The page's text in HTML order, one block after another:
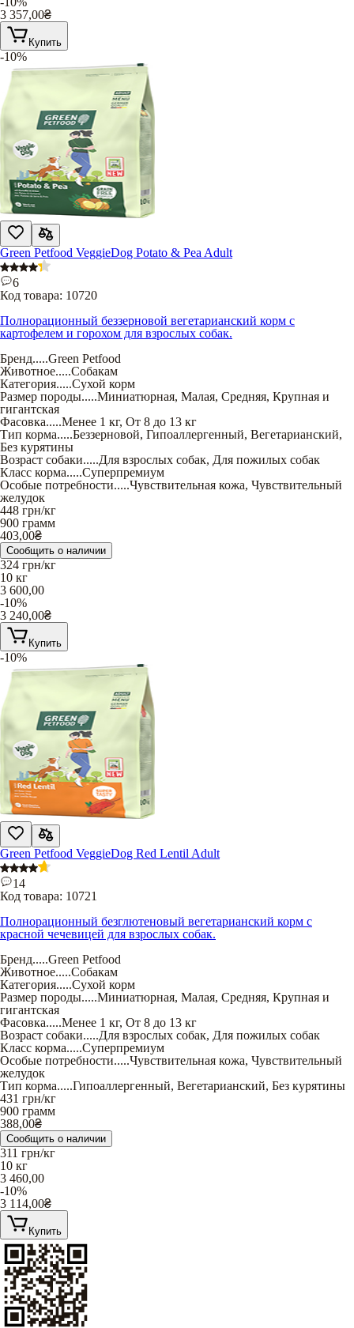
3 357,00₴
Купить
-10%
Green Petfood VeggieDog Potato & Pea Adult
6
Код товара: 10720
Полнорационный беззерновой вегетарианский корм с
картофелем и горохом для взрослых собак.
Бренд.....Green Petfood
Животное.....Собакам
Категория.....Сухой корм
Размер породы.....Миниатюрная, Малая, Средняя, Крупная и
гигантская
Фасовка.....Менее 1 кг, От 8 до 13 кг
Тип корма.....Беззерновой, Гипоаллергенный, Вегетарианский,
Без курятины
Возраст собаки.....Для взрослых собак, Для пожилых собак
Класс корма.....Суперпремиум
Особые потребности.....Чувствительная кожа, Чувствительный
желудок
448 грн/кг
900 грамм
403,00₴
Сообщить о наличии
324 грн/кг
10 кг
3 600,00
-10%
3 240,00₴
Купить
-10%
Green Petfood VeggieDog Red Lentil Adult
14
Код товара: 10721
Полнорационный безглютеновый вегетарианский корм с
красной чечевицей для взрослых собак.
Бренд.....Green Petfood
Животное.....Собакам
Категория.....Сухой корм
Размер породы.....Миниатюрная, Малая, Средняя, Крупная и
гигантская
Фасовка.....Менее 1 кг, От 8 до 13 кг
Возраст собаки.....Для взрослых собак, Для пожилых собак
Класс корма.....Суперпремиум
Особые потребности.....Чувствительная кожа, Чувствительный
желудок
Тип корма.....Гипоаллергенный, Вегетарианский, Без курятины
431 грн/кг
900 грамм
388,00₴
Сообщить о наличии
311 грн/кг
10 кг
3 460,00
-10%
3 114,00₴
Купить